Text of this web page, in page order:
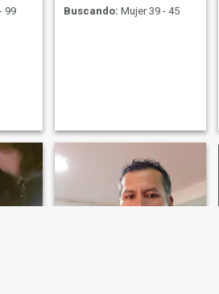
99
Buscando: Mujer 39 - 45